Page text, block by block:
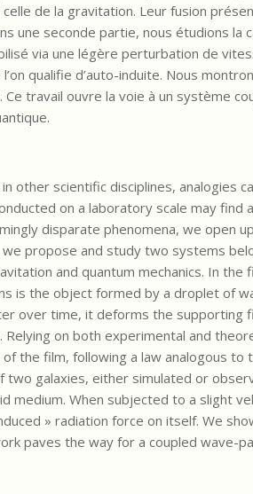
celle de la gravitation. Leur fusion
une seconde partie, nous étudions la
via une légère perturbation de
qualifie d’auto-induite. Nous
Ce travail ouvre la voie à un système
in other scientific disciplines, analogies
on a laboratory scale may find
disparate phenomena, we open
propose and study two systems
and quantum mechanics. In
is the object formed by a droplet of
over time, it deforms the supporting
Relying on both experimental and
the film, following a law analogous
two galaxies, either simulated or
medium. When subjected to a slight
» radiation force on itself. We
paves the way for a coupled wave-